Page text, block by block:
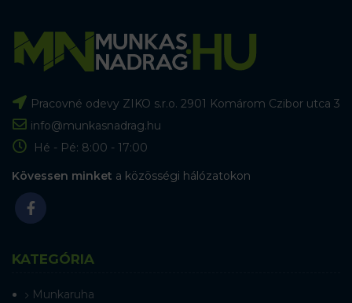
Pracovné odevy ZIKO s.r.o. 2901 Komárom Czibor utca 3
info@munkasnadrag.hu
Hé - Pé: 8:00 - 17:00
Kövessen minket a közösségi hálózatokon
KATEGÓRIA
Munkaruha